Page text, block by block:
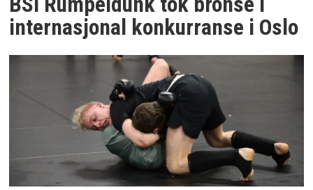
internasjonal konkurranse i Oslo